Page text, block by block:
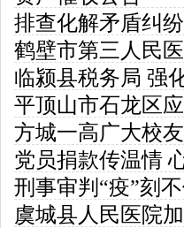
排查化解矛盾纠
鹤壁市第三人民
临颍县税务局 强
平顶山市石龙区
方城一高广大校
党员捐款传温情
刑事审判“疫”刻
虞城县人民医院